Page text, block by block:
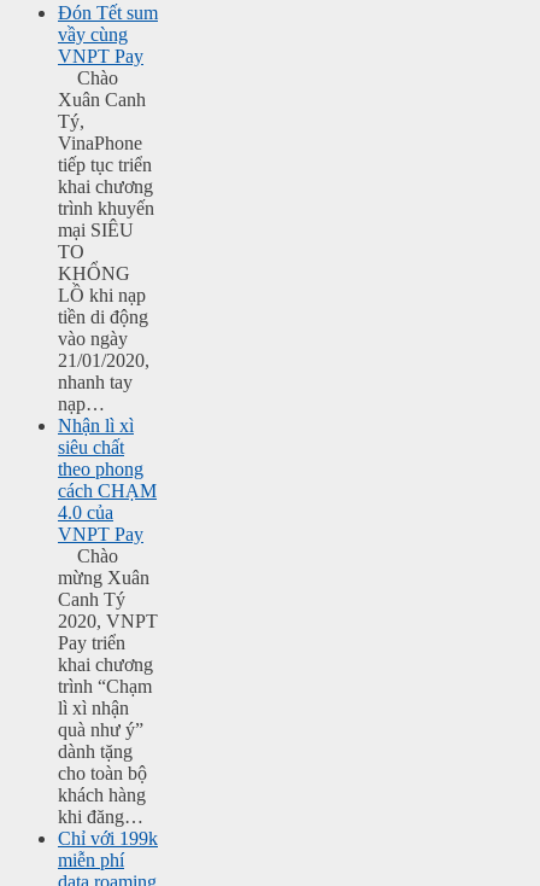
Đón Tết sum
vầy cùng
VNPT Pay
Chào
Xuân Canh
Tý,
VinaPhone
tiếp tục triển
khai chương
trình khuyến
mại SIÊU
TO
KHỔNG
LỒ khi nạp
tiền di động
vào ngày
21/01/2020,
nhanh tay
nạp…
Nhận lì xì
siêu chất
theo phong
cách CHẠM
4.0 của
VNPT Pay
Chào
mừng Xuân
Canh Tý
2020, VNPT
Pay triển
khai chương
trình “Chạm
lì xì nhận
quà như ý”
dành tặng
cho toàn bộ
khách hàng
khi đăng…
Chỉ với 199k
miễn phí
data roaming